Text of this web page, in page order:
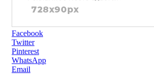
Facebook
Twitter
Pinterest
WhatsApp
Email